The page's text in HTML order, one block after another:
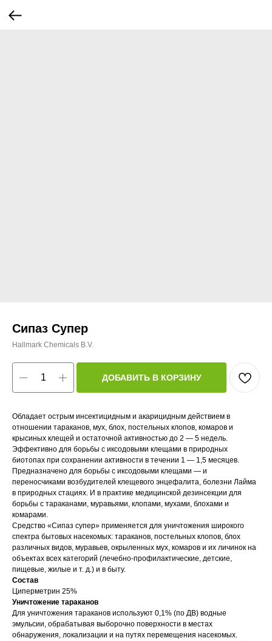
Сипаз Супер
Hallmark Chemicals B.V.
ДОБАВИТЬ В КОРЗИНУ
Обладает острым инсектицидным и акарицидным действием в
отношении тараканов, мух, блох, постельных клопов, комаров и
крысиных клещей и остаточной активностью до 2 — 5 недель.
Эффективно для борьбы с иксодовыми клещами в природных
биотопах при сохранении активности в течении 1 — 1,5 месяцев.
Предназначено для борьбы с иксодовыми клещами — и
переносчиками возбудителей клещевого энцефалита, болезни Лайма
в природных стациях. И в практике медицинской дезинсекции для
борьбы с тараканами, муравьями, клопами, мухами, блохами и
комарами.
Средство «Сипаз супер» применяется для уничтожения широкого
спектра бытовых насекомых: тараканов, постельных клопов, блох
различных видов, муравьев, окрыленных мух, комаров и их личинок на
объектах всех категорий (лечебно-профилактические, детские,
пищевые, жилые и т. д.) и в быту.
Состав
Циперметрин 25%
Уничтожение тараканов
Для уничтожения тараканов используют 0,1% (по ДВ) водные
эмульсии, обрабатывая выборочно поверхности в местах
обнаружения, локализации и на путях перемещения насекомых.